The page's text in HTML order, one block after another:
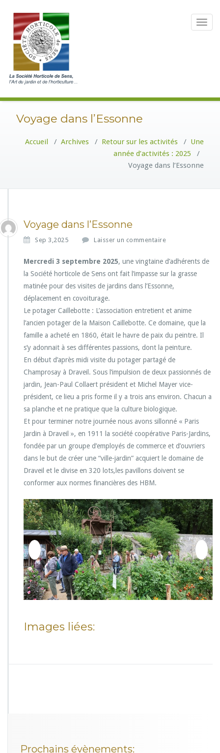
Toggle
Voyage dans l’Essonne
Accueil / Archives / Retour sur les activités / Une
année d’activités : 2025 /
Voyage dans l’Essonne
Voyage dans l’Essonne
Sep 3,2025 Laisser un commentaire
Mercredi 3 septembre 2025, une vingtaine d’adhérents de
la Société horticole de Sens ont fait l’impasse sur la grasse
matinée pour des visites de jardins dans l’Essonne,
déplacement en covoiturage.
Le potager Caillebotte : L’association entretient et anime
l’ancien potager de la Maison Caillebotte. Ce domaine, que la
famille a acheté en 1860, était le havre de paix du peintre. Il
s’y adonnait à ses différentes passions, dont la peinture.
En début d’après midi visite du potager partagé de
Champrosay à Draveil. Sous l’impulsion de deux passionnés de
jardin, Jean-Paul Collaert président et Michel Mayer vice-
président, ce lieu a pris forme il y a trois ans environ. Chacun a
sa planche et ne pratique que la culture biologique.
Et pour terminer notre journée nous avons sillonné « Paris
Jardin à Draveil », en 1911 la société coopérative Paris-Jardins,
fondée par un groupe d’employés de commerce et d’ouvriers
dans le but de créer une “ville-jardin” acquiert le domaine de
Draveil et le divise en 320 lots,les pavillons doivent se
conformer aux normes financières des HBM.
Images liées:
Prochains évènements: